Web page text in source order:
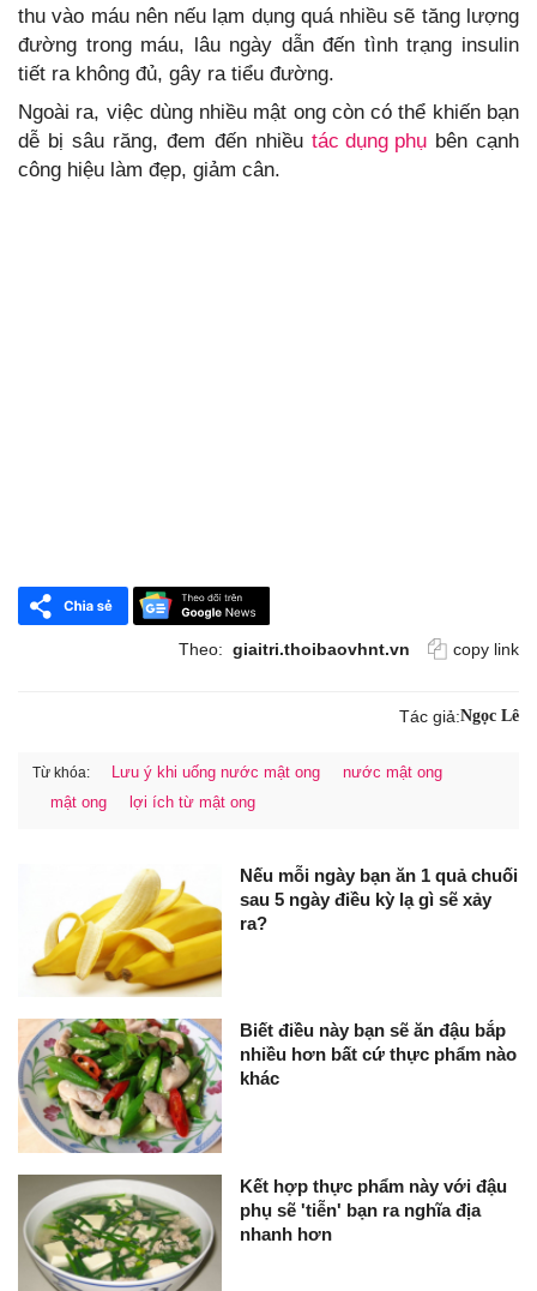
thu vào máu nên nếu lạm dụng quá nhiều sẽ tăng lượng
đường trong máu, lâu ngày dẫn đến tình trạng insulin
tiết ra không đủ, gây ra tiểu đường.
Ngoài ra, việc dùng nhiều mật ong còn có thể khiến bạn
dễ bị sâu răng, đem đến nhiều tác dụng phụbên cạnh
công hiệu làm đẹp, giảm cân.
Theo: giaitri.thoibaovhnt.vn copy link
Tác giả:Ngọc Lê
Từ khóa: Lưu ý khi uống nước mật ong
nước mật ong
mật ong
lợi ích từ mật ong
Nếu mỗi ngày bạn ăn 1 quả chuối
sau 5 ngày điều kỳ lạ gì sẽ xảy
ra?
Biết điều này bạn sẽ ăn đậu bắp
nhiều hơn bất cứ thực phẩm nào
khác
Kết hợp thực phẩm này với đậu
phụ sẽ 'tiễn' bạn ra nghĩa địa
nhanh hơn